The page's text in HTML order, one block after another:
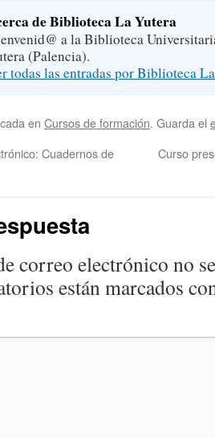
de Biblioteca La Yutera
a la Biblioteca
(Palencia).
todas las entradas por Biblioteca
en Cursos de formación. Guarda el
Cuadernos de
Curso
correo electrónico no
están marcados